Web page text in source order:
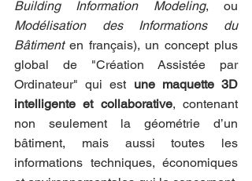
Building Information Modeling
Modélisation des Informations du
Bâtiment en français), un concept plus
global de "Création Assistée par
Ordinateur" qui est une maquette 3D
intelligente et collaborative, contenant
non seulement la géométrie d’un
bâtiment, mais aussi toutes les
informations techniques, économiques